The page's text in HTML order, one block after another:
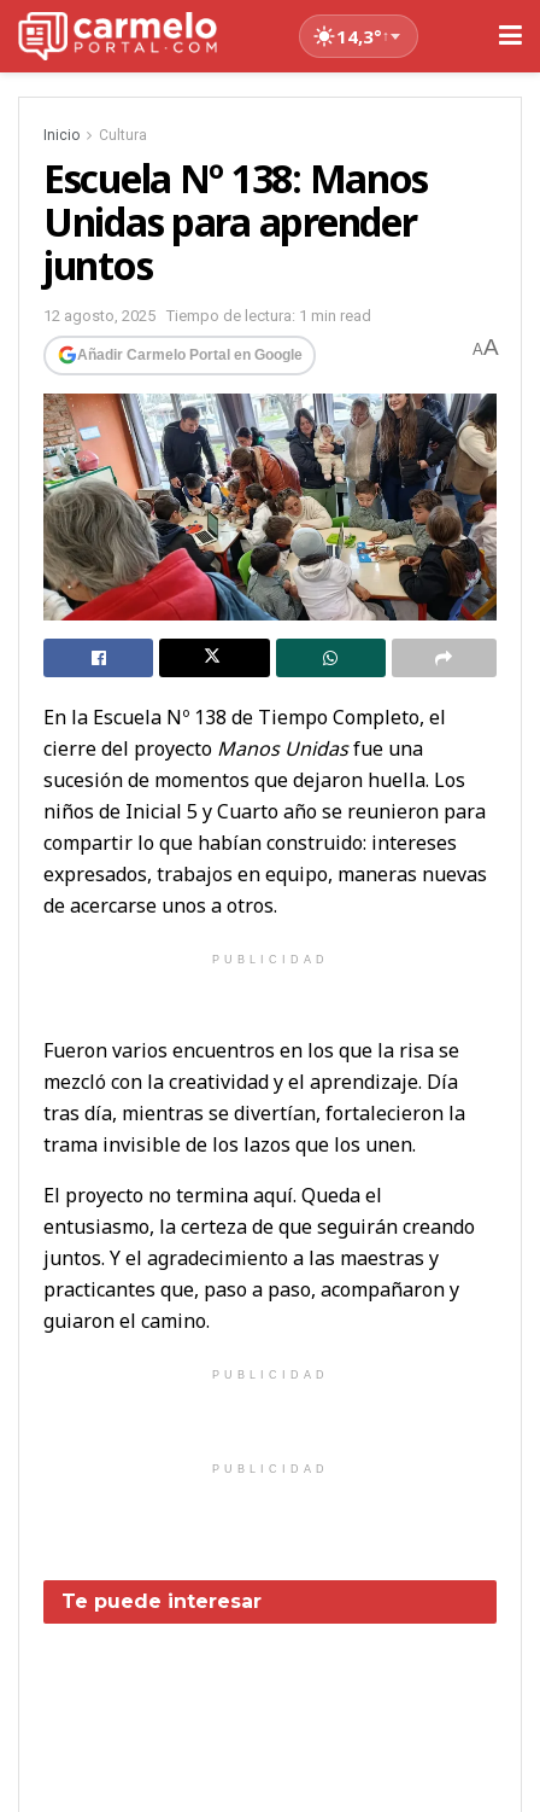
14,3°↑
Inicio Cultura
Escuela Nº 138: Manos
Unidas para aprender
juntos
12 agosto, 2025 Tiempo de lectura: 1 min read
Añadir Carmelo Portal en Google AA
En la Escuela Nº 138 de Tiempo Completo, el
cierre del proyecto Manos Unidasfue una
sucesión de momentos que dejaron huella. Los
niños de Inicial 5 y Cuarto año se reunieron para
compartir lo que habían construido: intereses
expresados, trabajos en equipo, maneras nuevas
de acercarse unos a otros.
PUBLICIDAD
Fueron varios encuentros en los que la risa se
mezcló con la creatividad y el aprendizaje. Día
tras día, mientras se divertían, fortalecieron la
trama invisible de los lazos que los unen.
El proyecto no termina aquí. Queda el
entusiasmo, la certeza de que seguirán creando
juntos. Y el agradecimiento a las maestras y
practicantes que, paso a paso, acompañaron y
guiaron el camino.
PUBLICIDAD
PUBLICIDAD
Te puede interesar